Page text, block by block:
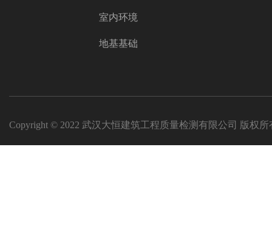
室内环境
地基基础
Copyright © 2022 武汉大恒建筑工程质量检测有限公司 版权